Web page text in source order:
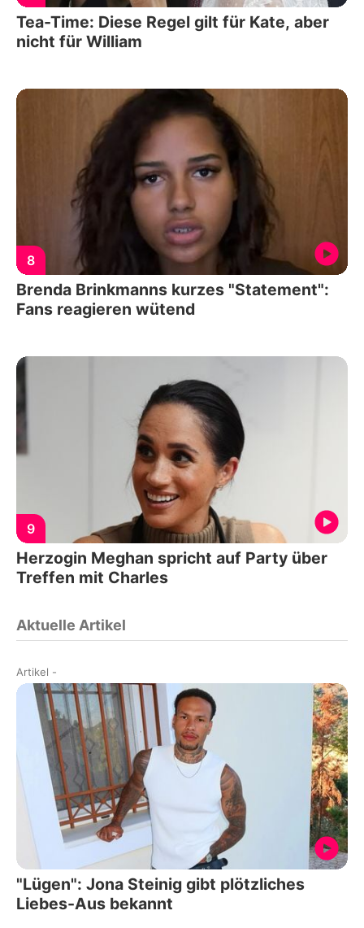
Tea-Time: Diese Regel gilt für Kate, aber
nicht für William
8
Brenda Brinkmanns kurzes "Statement":
Fans reagieren wütend
9
Herzogin Meghan spricht auf Party über
Treffen mit Charles
Aktuelle Artikel
Artikel -
"Lügen": Jona Steinig gibt plötzliches
Liebes-Aus bekannt